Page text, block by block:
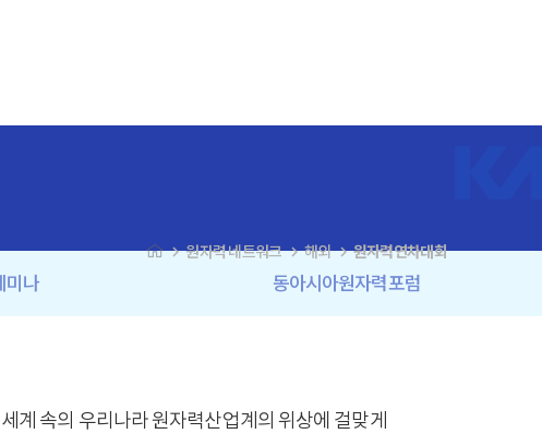
미나 동아시아원자력포럼
navigate_next원자력 네트워크navigate_next해외navigate_next원자력연차대회
계 속의 우리나라 원자력산업계의 위상에 걸맞게